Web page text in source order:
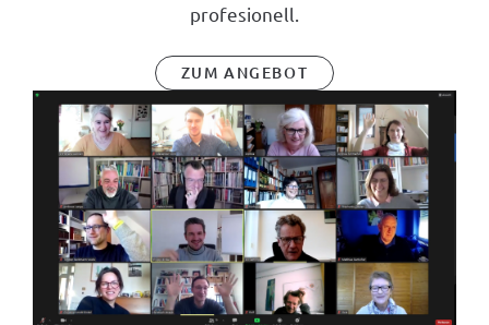
profesionell.
ZUM ANGEBOT